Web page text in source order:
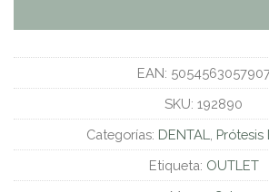
EAN:
SKU: 192890
Categorías: DENTAL
Prótesis
Etiqueta: OUTLET